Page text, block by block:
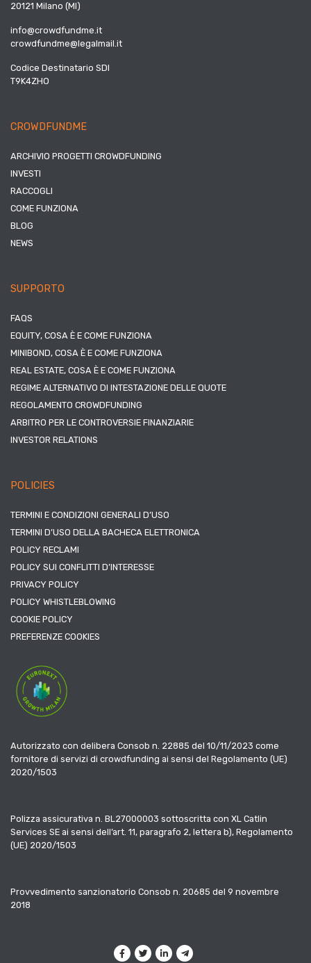
20121 Milano (MI)
info@crowdfundme.it
crowdfundme@legalmail.it
Codice Destinatario SDI
T9K4ZHO
CROWDFUNDME
ARCHIVIO PROGETTI CROWDFUNDING
INVESTI
RACCOGLI
COME FUNZIONA
BLOG
NEWS
SUPPORTO
FAQS
EQUITY, COSA È E COME FUNZIONA
MINIBOND, COSA È E COME FUNZIONA
REAL ESTATE, COSA È E COME FUNZIONA
REGIME ALTERNATIVO DI INTESTAZIONE DELLE QUOTE
REGOLAMENTO CROWDFUNDING
ARBITRO PER LE CONTROVERSIE FINANZIARIE
INVESTOR RELATIONS
POLICIES
TERMINI E CONDIZIONI GENERALI D’USO
TERMINI D’USO DELLA BACHECA ELETTRONICA
POLICY RECLAMI
POLICY SUI CONFLITTI D’INTERESSE
PRIVACY POLICY
POLICY WHISTLEBLOWING
COOKIE POLICY
PREFERENZE COOKIES
Autorizzato con delibera Consob n. 22885 del 10/11/2023 come
fornitore di servizi di crowdfunding ai sensi del Regolamento (UE)
2020/1503
Polizza assicurativa n. BL27000003 sottoscritta con XL Catlin
Services SE ai sensi dell’art. 11, paragrafo 2, lettera b), Regolamento
(UE) 2020/1503
Provvedimento sanzionatorio Consob n. 20685 del 9 novembre
2018